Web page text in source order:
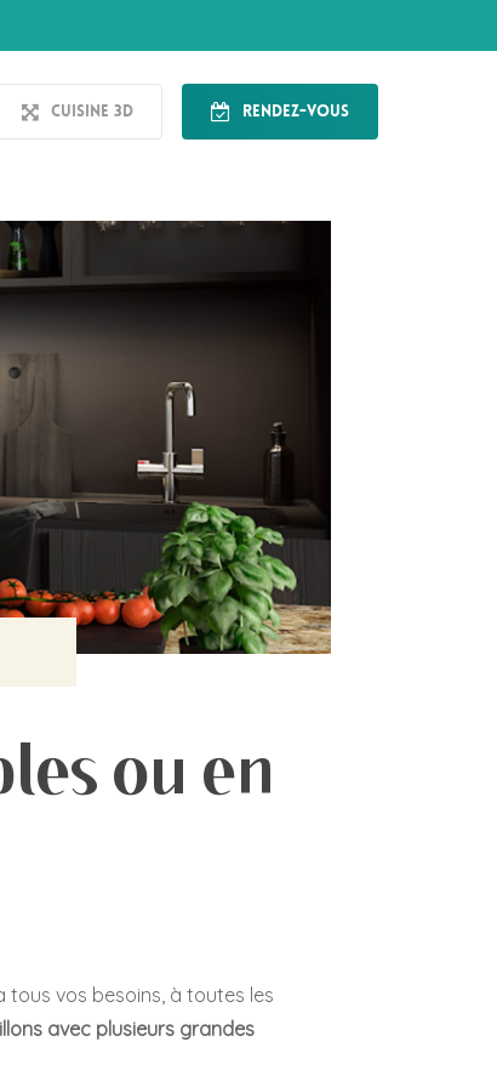
Cuisine 3D Rendez-vous
ou en
vos besoins, à toutes les
avec plusieurs grandes